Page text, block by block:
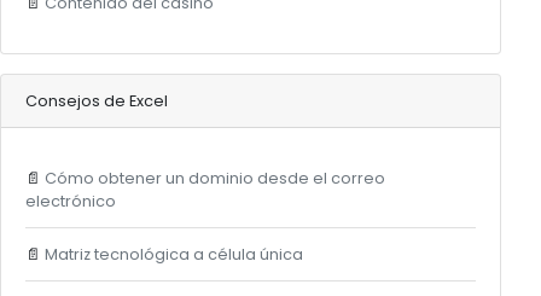
Consejos de Excel
📄 Cómo obtener un dominio desde el correo
electrónico
📄 Matriz tecnológica a célula única